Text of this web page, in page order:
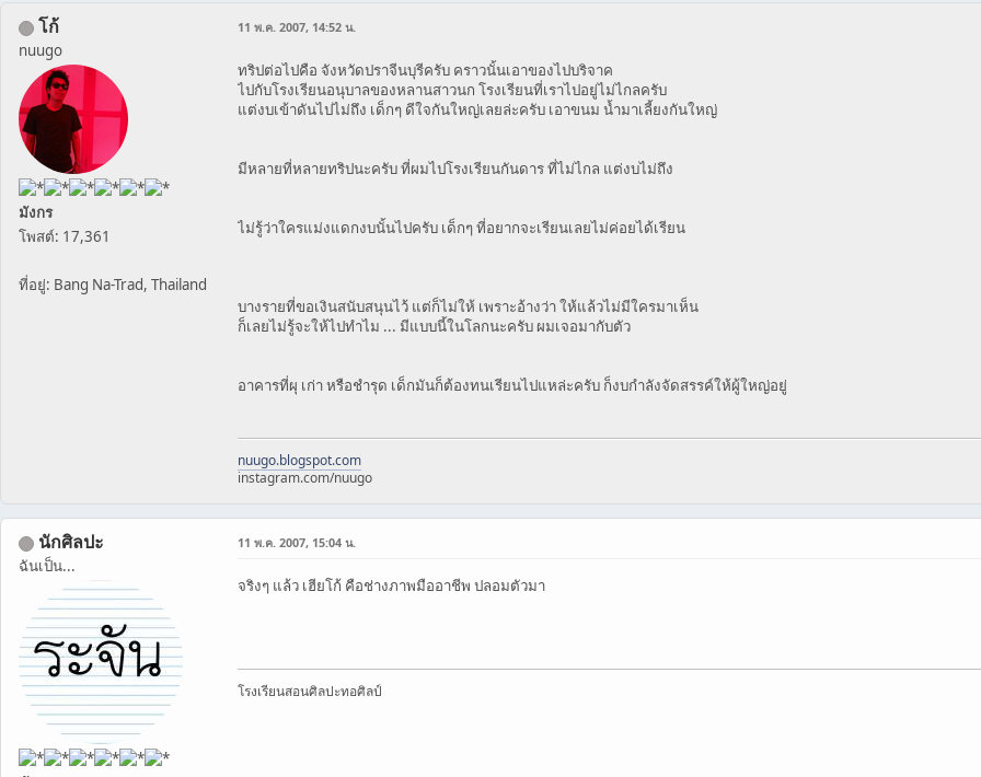
โก้
nuugo
มังกร
โพสต์: 17,361
ที่อยู่: Bang Na-Trad, Thailand
11 พ.ค. 2007, 14:52 น.
ทริปต่อไปคือ จังหวัดปราจีนบุรีครับ คราวนั้นเอาของไปบริจาค
ไปกับโรงเรียนอนุบาลของหลานสาวนก โรงเรียนที่เราไปอยู่ไม่ไกลครับ
แต่งบเข้าดันไปไม่ถึง เด็กๆ ดีใจกันใหญ่เลยล่ะครับ เอาขนม น้ำมาเลี้ยงกันใหญ่
มีหลายที่หลายทริปนะครับ ที่ผมไปโรงเรียนกันดาร ที่ไม่ไกล แต่งบไม่ถึง
ไม่รู้ว่าใครแม่งแดกงบนั้นไปครับ เด็กๆ ที่อยากจะเรียนเลยไม่ค่อยได้เรียน
บางรายที่ขอเงินสนับสนุนไว้ แต่ก็ไม่ให้ เพราะอ้างว่า ให้แล้วไม่มีใครมาเห็น
ก็เลยไม่รู้จะให้ไปทำไม ... มีแบบนี้ในโลกนะครับ ผมเจอมากับตัว
อาคารที่ผุ เก่า หรือชำรุด เด็กมันก็ต้องทนเรียนไปแหล่ะครับ ก็งบกำลังจัดสรรค์ให้ผู้ใหญ่อยู่
nuugo.blogspot.com
instagram.com/nuugo
นักศิลปะ
ฉันเป็น...
11 พ.ค. 2007, 15:04 น.
จริงๆ แล้ว เฮียโก้ คือช่างภาพมืออาชีพ ปลอมตัวมา
โรงเรียนสอนศิลปะทอศิลป์